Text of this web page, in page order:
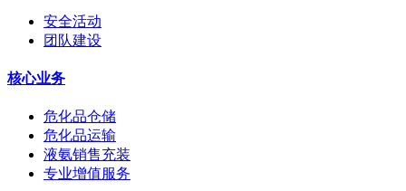
安全活动
团队建设
核心业务
危化品仓储
危化品运输
液氨销售充装
专业增值服务